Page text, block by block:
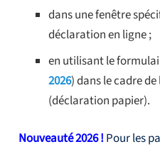
dans une fenêtre
déclaration en ligne ;
en utilisant le
2026) dans le cadre
(déclaration papier).
Nouveauté 2026 ! Pour les